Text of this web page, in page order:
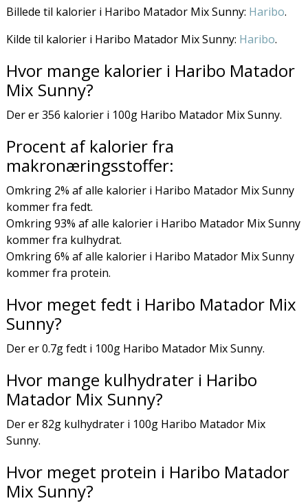
Billede til kalorier i Haribo Matador Mix Sunny: Haribo.
Kilde til kalorier i Haribo Matador Mix Sunny: Haribo.
Hvor mange kalorier i Haribo Matador
Mix Sunny?
Der er 356 kalorier i 100g Haribo Matador Mix Sunny.
Procent af kalorier fra
makronæringsstoffer:
Omkring 2% af alle kalorier i Haribo Matador Mix Sunny
kommer fra fedt.
Omkring 93% af alle kalorier i Haribo Matador Mix Sunny
kommer fra kulhydrat.
Omkring 6% af alle kalorier i Haribo Matador Mix Sunny
kommer fra protein.
Hvor meget fedt i Haribo Matador Mix
Sunny?
Der er 0.7g fedt i 100g Haribo Matador Mix Sunny.
Hvor mange kulhydrater i Haribo
Matador Mix Sunny?
Der er 82g kulhydrater i 100g Haribo Matador Mix
Sunny.
Hvor meget protein i Haribo Matador
Mix Sunny?